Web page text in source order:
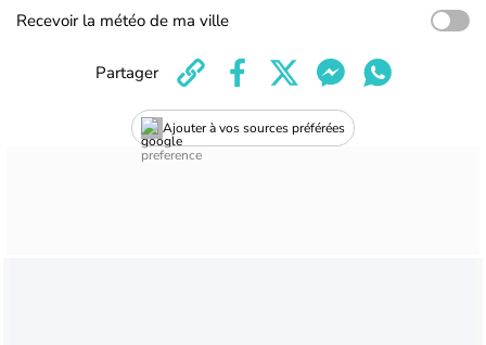
Recevoir la météo de ma ville
Ajouter à vos sources préférées
Partager